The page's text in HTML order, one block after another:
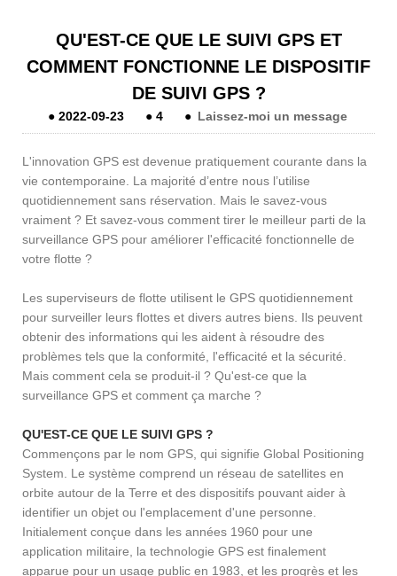
QU'EST-CE QUE LE SUIVI GPS ET
COMMENT FONCTIONNE LE DISPOSITIF
DE SUIVI GPS ?
● 2022-09-23 ● 4 ● Laissez-moi un message
L'innovation GPS est devenue pratiquement courante dans la
vie contemporaine. La majorité d’entre nous l’utilise
quotidiennement sans réservation. Mais le savez-vous
vraiment ? Et savez-vous comment tirer le meilleur parti de la
surveillance GPS pour améliorer l'efficacité fonctionnelle de
votre flotte ?
Les superviseurs de flotte utilisent le GPS quotidiennement
pour surveiller leurs flottes et divers autres biens. Ils peuvent
obtenir des informations qui les aident à résoudre des
problèmes tels que la conformité, l'efficacité et la sécurité.
Mais comment cela se produit-il ? Qu'est-ce que la
surveillance GPS et comment ça marche ?
QU'EST-CE QUE LE SUIVI GPS ?
Commençons par le nom GPS, qui signifie Global Positioning
System. Le système comprend un réseau de satellites en
orbite autour de la Terre et des dispositifs pouvant aider à
identifier un objet ou l'emplacement d'une personne.
Initialement conçue dans les années 1960 pour une
application militaire, la technologie GPS est finalement
apparue pour un usage public en 1983, et les progrès et les